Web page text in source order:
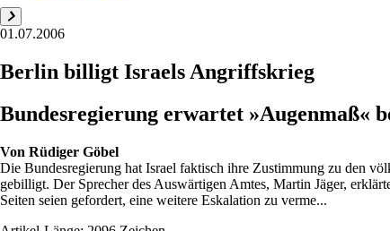
01.07.2006
Berlin billigt Israels Angriffskrieg
Bundesregierung erwartet »Augenmaß«
Von Rüdiger Göbel
Die Bundesregierung hat Israel faktisch ihre Zustimmung zu den
gebilligt. Der Sprecher des Auswärtigen Amtes, Martin Jäger,
Seiten seien gefordert, eine weitere Eskalation zu verme...